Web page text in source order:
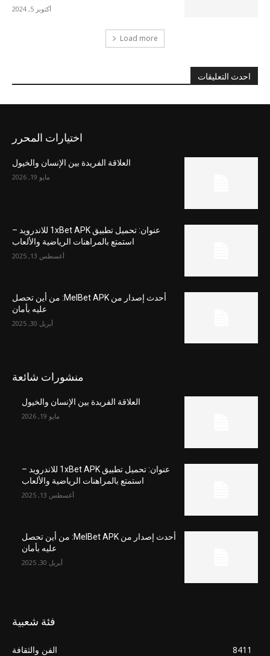
أكتوبر 5, 2024
Load more
احدث التعليقات
اختيارات المحرر
العلاقة الفريدة بين الإنسان والخيول
مايو 19, 2026
عنوان: تحميل تطبيق 1xBet APK للاندرويد –
استمتع بالمراهنات الرياضية والألعاب
أغسطس 13, 2025
أحدث إصدار من MelBet APK: من أين تحصل
عليه بأمان
أبريل 30, 2025
منشورات شائعة
العلاقة الفريدة بين الإنسان والخيول
مايو 19, 2026
عنوان: تحميل تطبيق 1xBet APK للاندرويد –
استمتع بالمراهنات الرياضية والألعاب
أغسطس 13, 2025
أحدث إصدار من MelBet APK: من أين تحصل
عليه بأمان
أبريل 30, 2025
فئة شعبية
الفن والثقافة
8411